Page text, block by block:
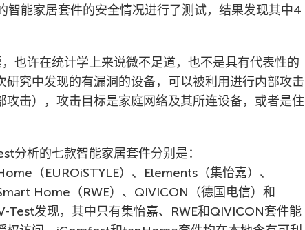
智能家居套件的安全情况进行了测试，结果发现其中4
也许在统计学上来说微不足道，也不是具有代表性的
研究中发现的有漏洞的设备，可以被利用进行内部攻击
攻击），攻击目标是家庭网络及其所连设备，或者是住
分析的七款智能家居套件分别是：
（EUROiSTYLE）、Elements（集怡嘉）、
Home（RWE）、QIVICON（德国电信）和
Test发现，其中只有集怡嘉、RWE和QIVICON套件能